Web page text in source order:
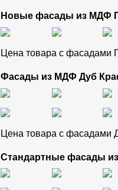
Новые фасады из МДФ
Цена товара с
Фасады из МДФ Дуб
Цена товара с фасадами
Стандартные фасады